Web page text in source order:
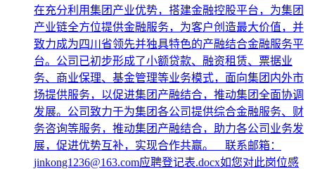
在充分利用集团产业优势，搭建金融控股平台，为集团
产业链全方位提供金融服务，为客户创造最大价值，并
致力成为四川省领先并独具特色的产融结合金融服务平
台。公司已初步形成了小额贷款、融资租赁、票据业
务、商业保理、基金管理等业务模式，面向集团内外市
场提供服务，以促进集团产融结合，推动集团全面协调
发展。公司致力于为集团各公司提供综合金融服务、财
务咨询等服务，推动集团产融结合，助力各公司业务发
展，促进优势互补，实现合作共赢。 联系邮箱：
jinkong1236@163.com应聘登记表.docx如您对此岗位感